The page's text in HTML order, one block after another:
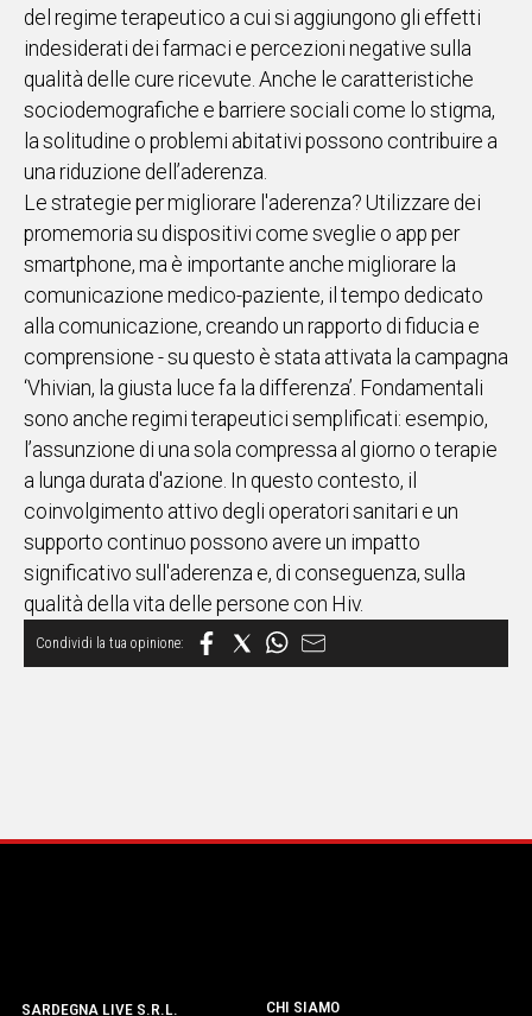
del regime terapeutico a cui si aggiungono gli effetti
indesiderati dei farmaci e percezioni negative sulla
qualità delle cure ricevute. Anche le caratteristiche
sociodemografiche e barriere sociali come lo stigma,
la solitudine o problemi abitativi possono contribuire a
una riduzione dell’aderenza.
Le strategie per migliorare l'aderenza? Utilizzare dei
promemoria su dispositivi come sveglie o app per
smartphone, ma è importante anche migliorare la
comunicazione medico-paziente, il tempo dedicato
alla comunicazione, creando un rapporto di fiducia e
comprensione - su questo è stata attivata la campagna
‘Vhivian, la giusta luce fa la differenza’. Fondamentali
sono anche regimi terapeutici semplificati: esempio,
l’assunzione di una sola compressa al giorno o terapie
a lunga durata d'azione. In questo contesto, il
coinvolgimento attivo degli operatori sanitari e un
supporto continuo possono avere un impatto
significativo sull'aderenza e, di conseguenza, sulla
qualità della vita delle persone con Hiv.
SARDEGNA LIVE S.R.L. CHI SIAMO